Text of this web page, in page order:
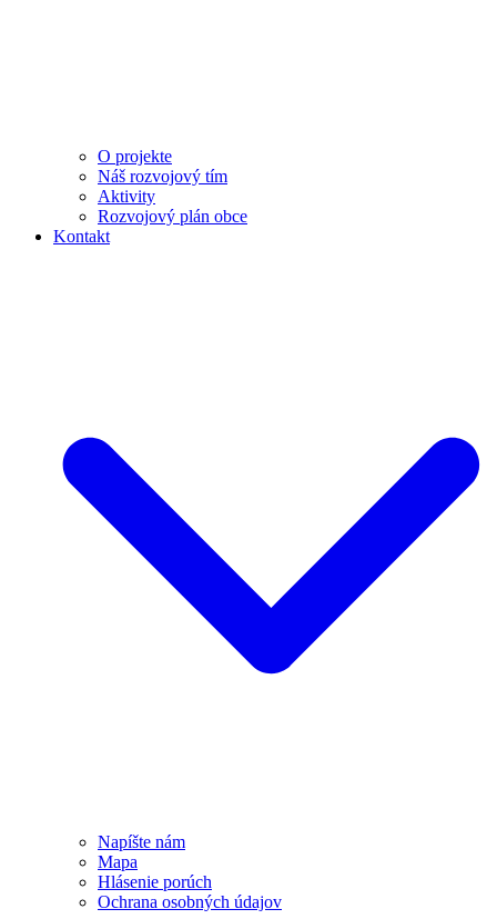
O projekte
Náš rozvojový tím
Aktivity
Rozvojový plán obce
Kontakt
Napíšte nám
Mapa
Hlásenie porúch
Ochrana osobných údajov